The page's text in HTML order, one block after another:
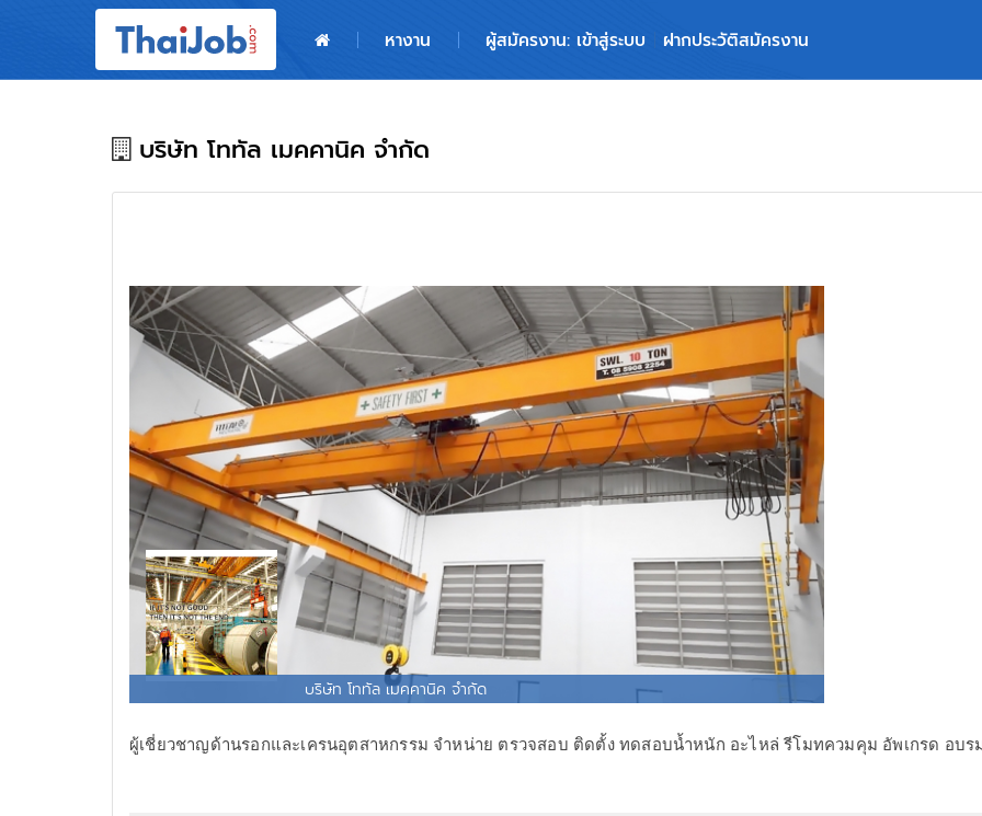
หางาน ผู้สมัครงาน: เข้าสู่ระบบ ฝากประวัติสมัครงาน
ผู้สมัครงาน: เข้าสู่ระบบ
บริษัท โททัล เมคคานิค จำกัด
บริษัท โททัล เมคคานิค จำกัด
ผู้เชี่ยวชาญด้านรอกและเครนอุตสาหกรรม จำหน่าย ตรวจสอบ ติดตั้ง ทดสอบน้ำหนัก อะไหล่ รีโมทควมคุม อัพเกรด อบร